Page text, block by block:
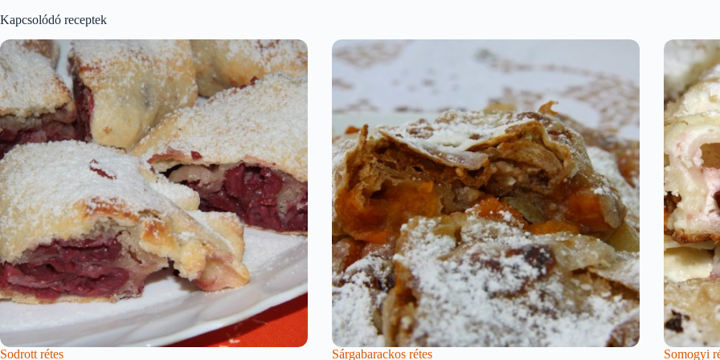
Kapcsolódó receptek
Sodrott rétes Sárgabarackos rétes Somogyi